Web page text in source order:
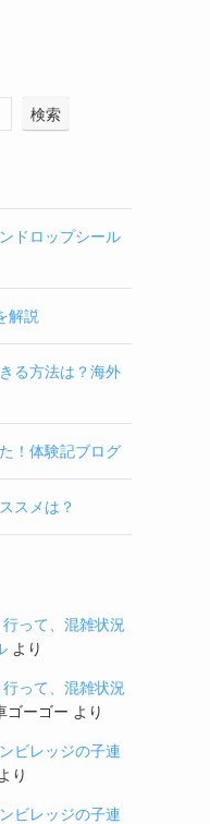
検索
ドロップシール
解説
る方法は？海外
！体験記ブログ
スメは？
って、混雑状況
より
って、混雑状況
ゴーゴー より
ビレッジの子連
より
ビレッジの子連